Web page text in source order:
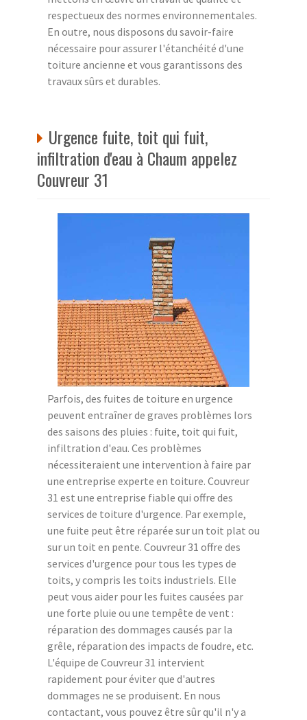
respectueux des normes environnementales.
En outre, nous disposons du savoir-faire
nécessaire pour assurer l'étanchéité d'une
toiture ancienne et vous garantissons des
travaux sûrs et durables.
Urgence fuite, toit qui fuit,
infiltration d'eau à Chaum appelez
Couvreur 31
Parfois, des fuites de toiture en urgence
peuvent entraîner de graves problèmes lors
des saisons des pluies : fuite, toit qui fuit,
infiltration d'eau. Ces problèmes
nécessiteraient une intervention à faire par
une entreprise experte en toiture. Couvreur
31 est une entreprise fiable qui offre des
services de toiture d'urgence. Par exemple,
une fuite peut être réparée sur un toit plat ou
sur un toit en pente. Couvreur 31 offre des
services d'urgence pour tous les types de
toits, y compris les toits industriels. Elle
peut vous aider pour les fuites causées par
une forte pluie ou une tempête de vent :
réparation des dommages causés par la
grêle, réparation des impacts de foudre, etc.
L'équipe de Couvreur 31 intervient
rapidement pour éviter que d'autres
dommages ne se produisent. En nous
contactant, vous pouvez être sûr qu'il n'y a